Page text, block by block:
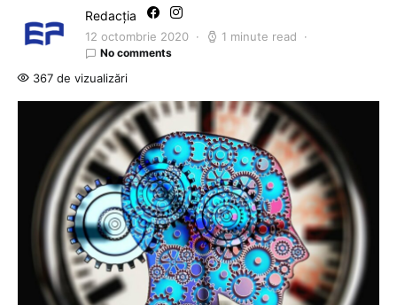
Redacția
12 octombrie 2020 1 minute read
No comments
367 de vizualizări